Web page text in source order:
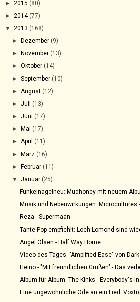
► 2015 (80)
► 2014 (77)
▼ 2013 (168)
►Dezember (9)
►November (13)
►Oktober (14)
►September (10)
► August (12)
►Juli (13)
►Juni (17)
►Mai (17)
► April (11)
►März (16)
►Februar (11)
▼Januar (25)
Funkelnagelneu: Mudhoney mit neuem
Musik und Nebenwirkungen: Microcultures -
Reza - Supermaan
Tante Pop empfiehlt: Loch Lomond sind
Angel Olsen - Half Way Home
Video des Tages: "Amplified Ease" von
Heino - "Mit freundlichen Grüßen" - Das
Album für Album: The Kinks - Everybody's in
Eine ungewöhnliche Ode an ein Lied: